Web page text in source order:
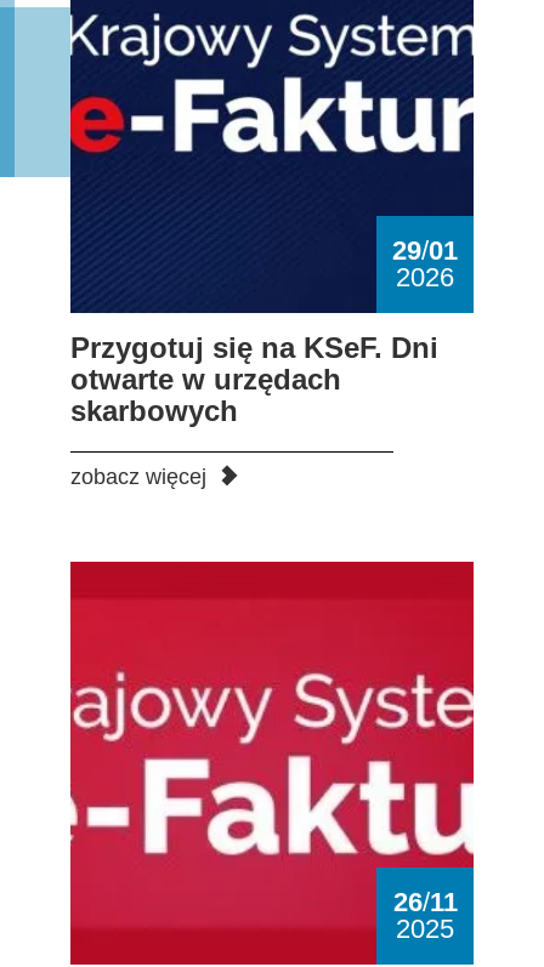
29/01
2026
Przygotuj się na KSeF. Dni
otwarte w urzędach
skarbowych
zobacz więcej
26/11
2025